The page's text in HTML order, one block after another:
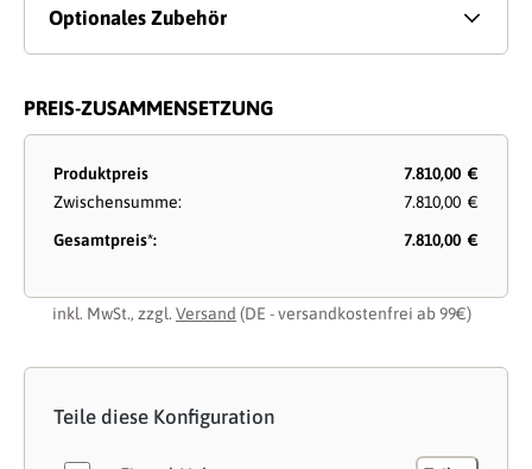
Optionales Zubehör
PREIS-ZUSAMMENSETZUNG
Produktpreis
7.810,00 €
Zwischensumme:
7.810,00 €
Gesamtpreis*:
7.810,00 €
inkl. MwSt., zzgl. Versand (DE - versandkostenfrei ab 99€)
Teile diese Konfiguration